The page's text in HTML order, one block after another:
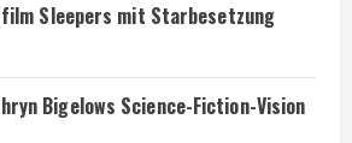
Sleepers mit Starbesetzung
Bigelows Science-Fiction-Vision